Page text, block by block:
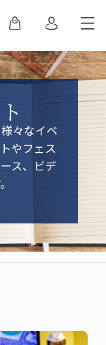
々なイベ
やフェス
ス、ビデ